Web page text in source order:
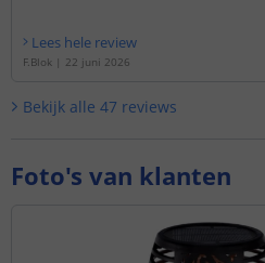
Lees hele review
F.Blok | 22 juni 2026
Bekijk alle 47 reviews
Foto's van klanten